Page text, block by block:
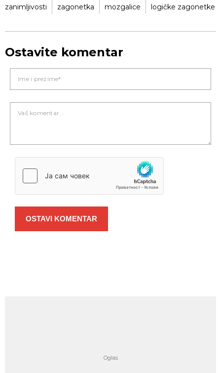
zanimljivosti
zagonetka mozgalice logičke zagonetke
Ostavite komentar
OSTAVI KOMENTAR